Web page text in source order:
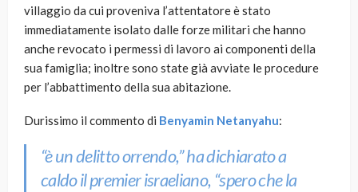
villaggio da cui proveniva l’attentatore è stato
immediatamente isolato dalle forze militari che hanno
anche revocato i permessi di lavoro ai componenti della
sua famiglia; inoltre sono state già avviate le procedure
per l’abbattimento della sua abitazione.
Durissimo il commento di Benyamin Netanyahu:
“è un delitto orrendo,”ha dichiarato a
caldo il premier israeliano, “spero che la